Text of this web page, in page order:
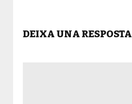
DEIXA UNA RESPOSTA